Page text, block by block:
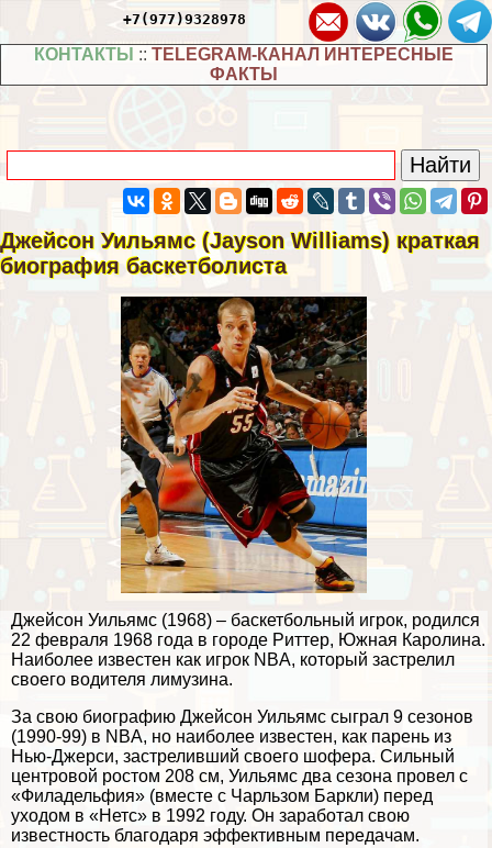
+7(977)9328978
КОНТАКТЫ :: TELEGRAM-КАНАЛ ИНТЕРЕСНЫЕ
ФАКТЫ
Джейсон Уильямс (Jayson Williams) краткая
биография баскетболиста
Джейсон Уильямс (1968) – баскетбольный игрок, родился
22 февраля 1968 года в городе Риттер, Южная Каролина.
Наиболее известен как игрок NBA, который застрелил
своего водителя лимузина.
За свою биографию Джейсон Уильямс сыграл 9 сезонов
(1990-99) в NBA, но наиболее известен, как парень из
Нью-Джерси, застреливший своего шофера. Сильный
центровой ростом 208 см, Уильямс два сезона провел с
«Филадельфия» (вместе с Чарльзом Баркли) перед
уходом в «Нетс» в 1992 году. Он заработал свою
известность благодаря эффективным передачам.